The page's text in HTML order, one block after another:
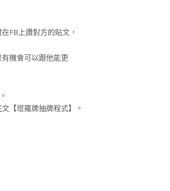
FB上讚對方的貼文，
機會可以跟他能更
【塔羅牌抽牌程式】。